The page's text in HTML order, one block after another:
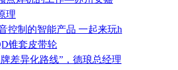
理
控制的智能产品 一起来玩h
锥套皮带轮
差异化路线”，德琅总经理